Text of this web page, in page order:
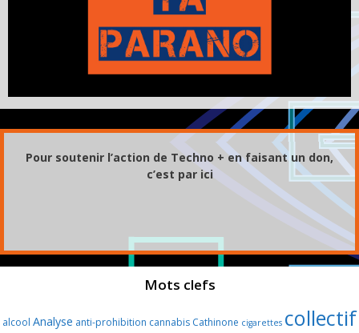
Pour soutenir l’action de Techno + en faisant un don,
c’est par ici
Mots clefs
alcool Analyse anti-prohibition cannabis Cathinone cigarettes collectif